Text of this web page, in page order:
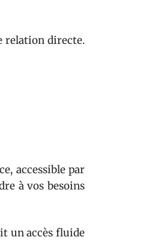
relation directe.
accessible par
à vos besoins
un accès fluide